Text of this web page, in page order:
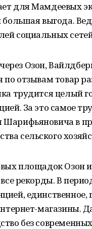
для Мамдеевых
выгода.
социальных
Озон,
отзывам товар
трудится целый
За это самое
Шарифьяновича в
сельского
площадок Озон
рекорды. В
без